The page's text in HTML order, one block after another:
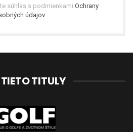
súhlas s podmienkami Ochrany
údajov
TITULY